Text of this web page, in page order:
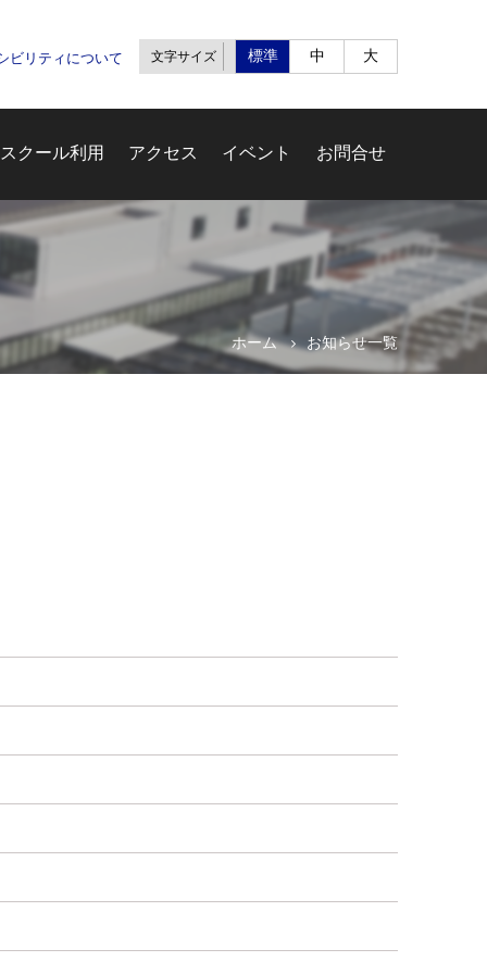
文字サイズ 標準 中 大
ビリティについて
スクール利用 アクセス イベント お問合せ
ホーム お知らせ一覧